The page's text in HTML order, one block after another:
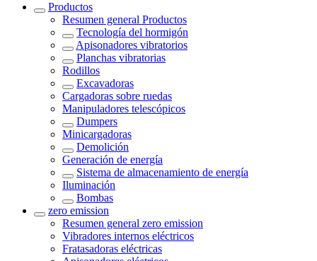
Productos
Resumen general Productos
Tecnología del hormigón
Apisonadores vibratorios
Planchas vibratorias
Rodillos
Excavadoras
Cargadoras sobre ruedas
Manipuladores telescópicos
Dumpers
Minicargadoras
Demolición
Generación de energía
Sistema de almacenamiento de energía
Iluminación
Bombas
zero emission
Resumen general zero emission
Vibradores internos eléctricos
Fratasadoras eléctricas